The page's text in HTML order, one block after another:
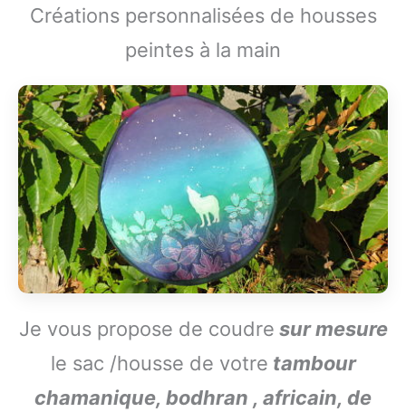
Créations personnalisées de housses
peintes à la main
Je vous propose de coudre sur mesure
le sac /housse de votre tambour
chamanique, bodhran , africain, de